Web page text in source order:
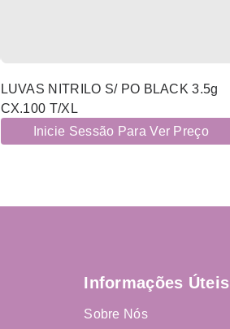
LUVAS NITRILO S/ PO BLACK 3.5g
CX.100 T/XL
Inicie Sessão Para Ver Preço
Informações Úteis
Sobre Nós